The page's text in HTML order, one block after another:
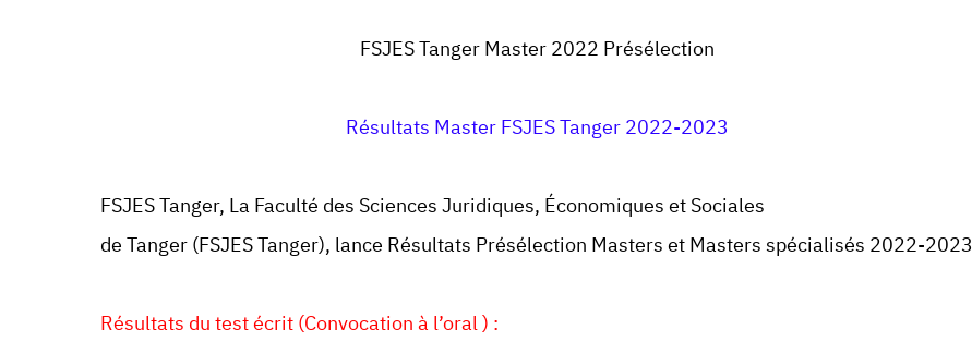
FSJES TangerMaster 2022 Présélection
Résultats Master FSJES Tanger 2022-2023
FSJESTanger, La Faculté des Sciences Juridiques, Économiques et Sociales
deTanger(FSJESTanger), lance Résultats Présélection Masters et Masters spécialisés 2022-2023
Résultats du test écrit (Convocation à l’oral ) :